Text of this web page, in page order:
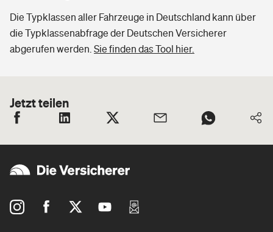
Die Typklassen aller Fahrzeuge in Deutschland kann über
die Typklassenabfrage der Deutschen Versicherer
abgerufen werden. Sie finden das Tool hier.
Jetzt teilen